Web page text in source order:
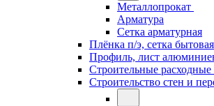
Металлопрокат
Арматура
Сетка арматурная
Плёнка п/э, сетка бытовая
Профиль, лист
Строительные
Строительство стен и